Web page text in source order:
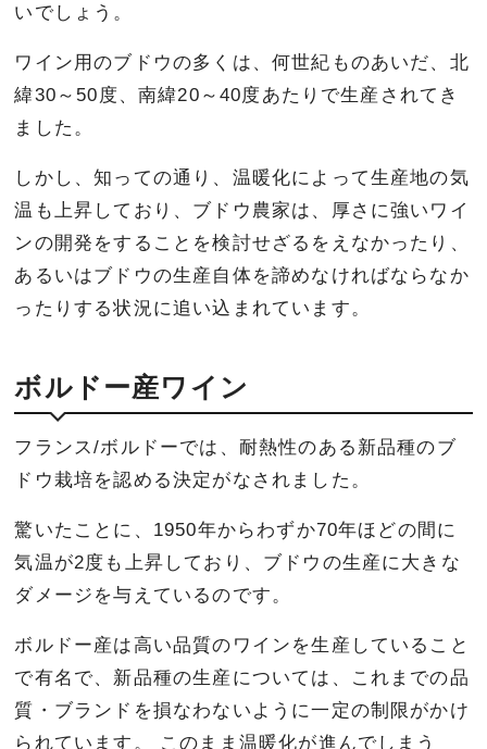
いでしょう。
ワイン用のブドウの多くは、何世紀ものあいだ、北
緯30～50度、南緯20～40度あたりで生産されてき
ました。
しかし、知っての通り、温暖化によって生産地の気
温も上昇しており、ブドウ農家は、厚さに強いワイ
ンの開発をすることを検討せざるをえなかったり、
あるいはブドウの生産自体を諦めなければならなか
ったりする状況に追い込まれています。
ボルドー産ワイン
フランス/ボルドーでは、耐熱性のある新品種のブ
ドウ栽培を認める決定がなされました。
驚いたことに、1950年からわずか70年ほどの間に
気温が2度も上昇しており、ブドウの生産に大きな
ダメージを与えているのです。
ボルドー産は高い品質のワインを生産していること
で有名で、新品種の生産については、これまでの品
質・ブランドを損なわないように一定の制限がかけ
られています。 このまま温暖化が進んでしまう